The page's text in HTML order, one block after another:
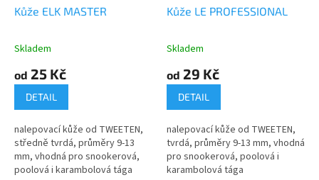
Kůže ELK MASTER
Skladem
od 25 Kč
DETAIL
nalepovací kůže od TWEETEN,
středně tvrdá, průměry 9-13
mm, vhodná pro snookerová,
poolová i karambolová tága
Kůže LE PROFESSIONAL
Skladem
od 29 Kč
DETAIL
nalepovací kůže od TWEETEN,
tvrdá, průměry 9-13 mm, vhodná
pro snookerová, poolová i
karambolová tága